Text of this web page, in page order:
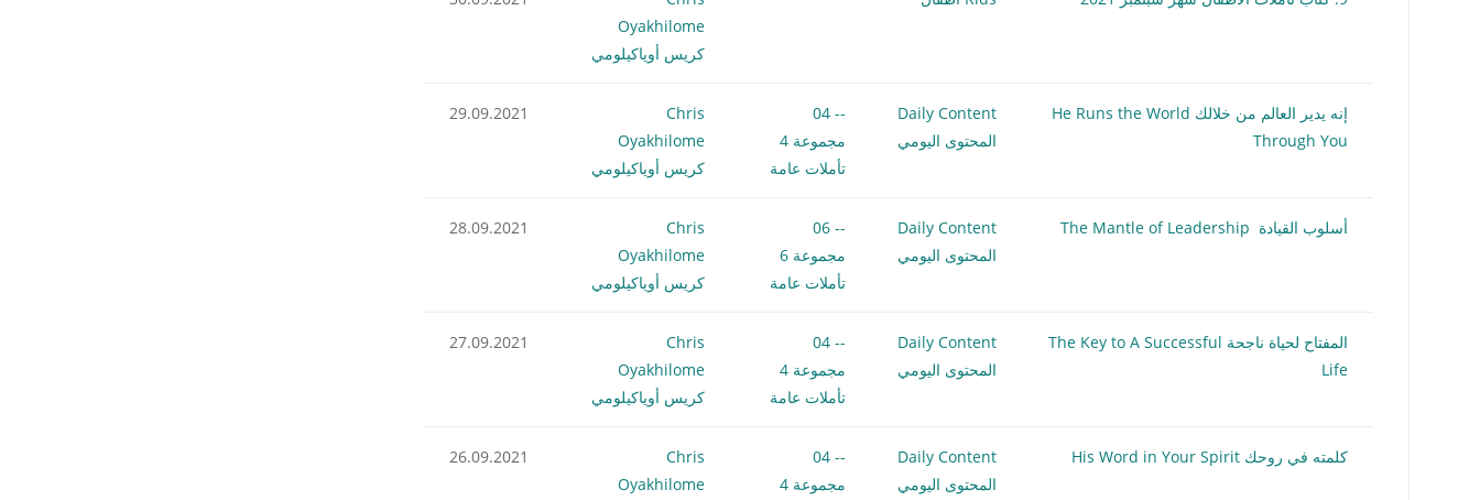
Oyakhilome
كريس أوياكيلومي
إنه يدير العالم من خلالك He Runs the World
Through You
Daily Content
المحتوى اليومي
-- 04
مجموعة 4
تأملات عامة
Chris
Oyakhilome
كريس أوياكيلومي
29.09.2021
أسلوب القيادة The Mantle of Leadership
Daily Content
المحتوى اليومي
-- 06
مجموعة 6
تأملات عامة
Chris
Oyakhilome
كريس أوياكيلومي
28.09.2021
المفتاح لحياة ناجحة The Key to A Successful
Life
Daily Content
المحتوى اليومي
-- 04
مجموعة 4
تأملات عامة
Chris
Oyakhilome
كريس أوياكيلومي
27.09.2021
كلمته في روحك His Word in Your Spirit
Daily Content
المحتوى اليومي
-- 04
مجموعة 4
Chris
Oyakhilome
26.09.2021